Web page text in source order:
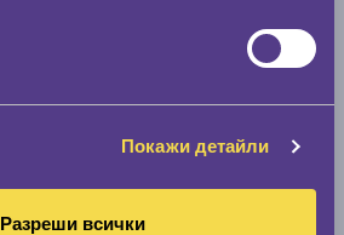
Покажи детайли
Разреши всички